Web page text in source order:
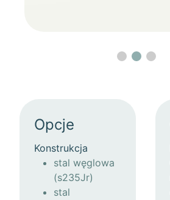
Opcje
Konstrukcja
stal węglowa
(s235Jr)
stal